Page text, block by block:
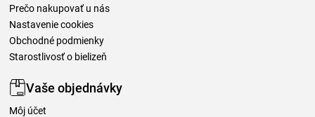
Prečo nakupovať u nás
Nastavenie cookies
Obchodné podmienky
Starostlivosť o bielizeň
Vaše objednávky
Môj účet